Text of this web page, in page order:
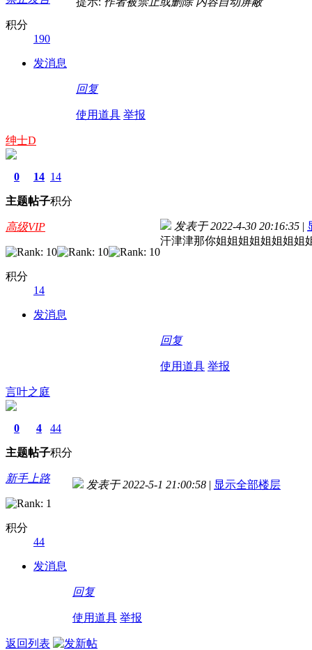
积分
190
发消息
回复
使用道具 举报
绅士D
0
主题
14
帖子
14
积分
高级VIP
积分
14
发消息
发表于 2022-4-30 20:16:35 |
汗津津那你姐姐姐姐姐姐姐姐
回复
使用道具 举报
言叶之庭
0
主题
4
帖子
44
积分
新手上路
积分
44
发消息
发表于 2022-5-1 21:00:58 | 显示全部楼层
回复
使用道具 举报
返回列表